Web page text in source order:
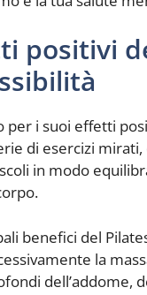
positivi
per i suoi effetti
di esercizi
in modo
benefici del
la
dell’addome,